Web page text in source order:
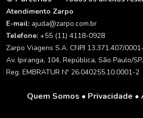
Atendimento Zarpo
E-mail: ajuda@zarpo.com.br
Telefone: +55 (11) 4118-0928
Zarpo Viagens S.A. CNPJ 13.371.407/
Av. Ipiranga, 104, República, São Paulo/
Reg. EMBRATUR Nº 26.040255.10.0001-2
Quem Somos • Privacidade •